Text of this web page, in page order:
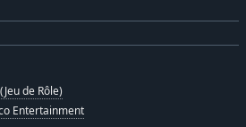
de Rôle)
Entertainment